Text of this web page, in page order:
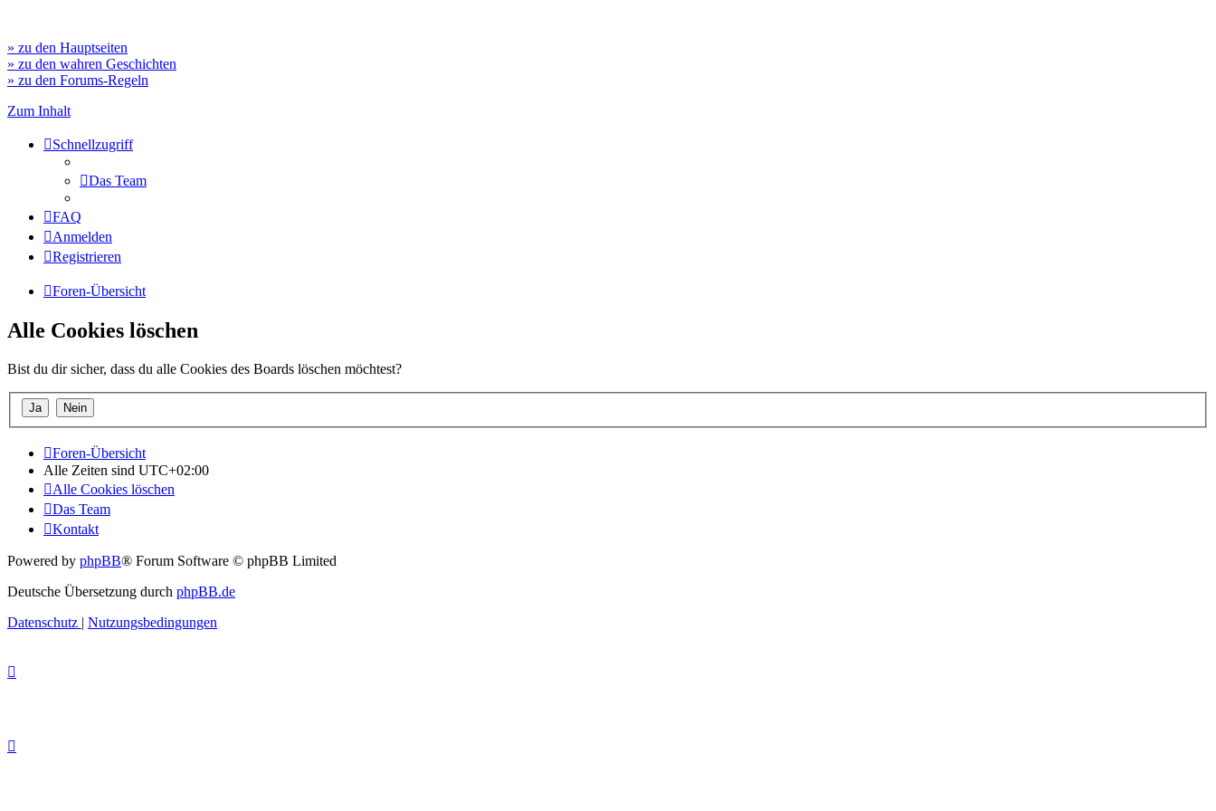
» zu den Hauptseiten
» zu den wahren Geschichten
» zu den Forums-Regeln
Zum Inhalt
Schnellzugriff
Das Team
FAQ
Anmelden
Registrieren
Foren-Übersicht
Alle Cookies löschen
Bist du dir sicher, dass du alle Cookies des Boards löschen möchtest?
Foren-Übersicht
Alle Zeiten sind UTC+02:00
Alle Cookies löschen
Das Team
Kontakt
Powered by phpBB® Forum Software © phpBB Limited
Deutsche Übersetzung durch phpBB.de
Datenschutz | Nutzungsbedingungen